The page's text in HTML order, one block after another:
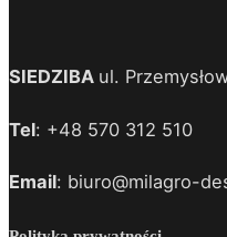
SIEDZIBA ul.
Tel: +48 570 312 510
Email: biuro@milagro-